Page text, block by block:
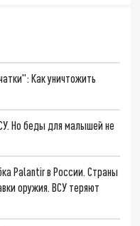
Как уничтожить
Но беды для малышей не
Palantir в России. Страны
оружия. ВСУ теряют